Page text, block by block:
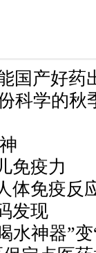
国产好药
科学的秋
免疫力
体免疫反
发现
水神器”